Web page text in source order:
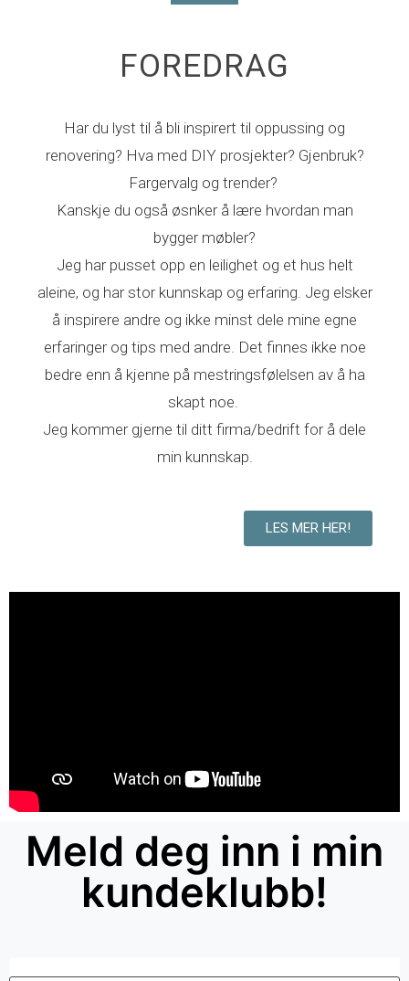
FOREDRAG
Har du lyst til å bli inspirert til oppussing og
renovering? Hva med DIY prosjekter? Gjenbruk?
Fargervalg og trender?
Kanskje du også øsnker å lære hvordan man
bygger møbler?
Jeg har pusset opp en leilighet og et hus helt
aleine, og har stor kunnskap og erfaring. Jeg elsker
å inspirere andre og ikke minst dele mine egne
erfaringer og tips med andre. Det finnes ikke noe
bedre enn å kjenne på mestringsfølelsen av å ha
skapt noe.
Jeg kommer gjerne til ditt firma/bedrift for å dele
min kunnskap.
LES MER HER!
Meld deg inn i min
kundeklubb!